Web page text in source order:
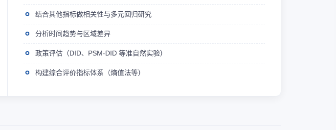
结合其他指标做相关性与多元回归研究
分析时间趋势与区域差异
政策评估（DID、PSM-DID 等准自然实验）
构建综合评价指标体系（熵值法等）